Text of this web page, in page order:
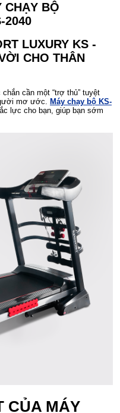
BỘ
2040
LUXURY KS -
CHO THÂN
cần một “trợ thủ” tuyệt
mơ ước. Máy chạy bộ KS-
lực cho bạn, giúp bạn sớm
CỦA MÁY